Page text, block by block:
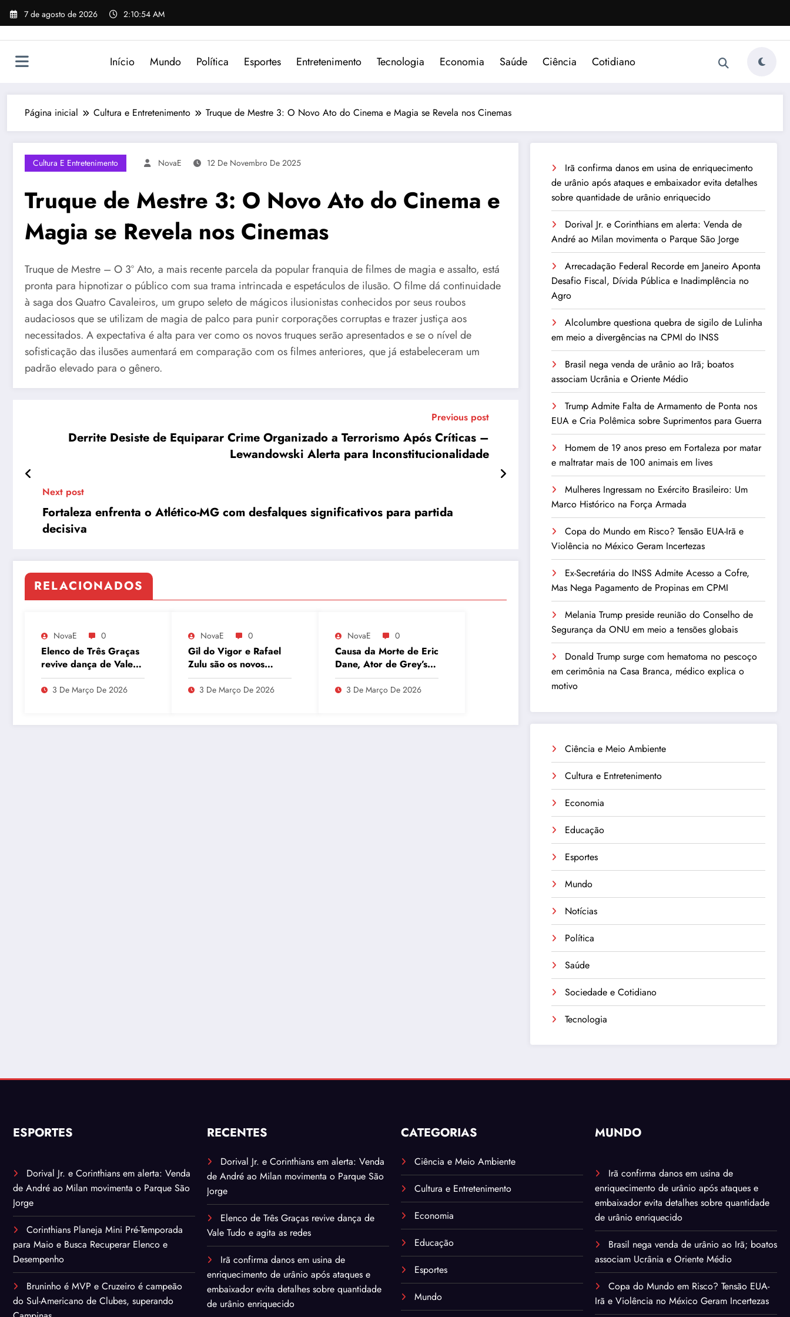
Pular
para
7 de agosto de 2026 2:10:54 AM
Início Mundo Política Esportes Entretenimento Tecnologia Economia Saúde Ciência Cotidiano
Página inicial Cultura e Entretenimento Truque de Mestre 3: O Novo Ato do Cinema e Magia se Revela nos Cinemas
Cultura E Entretenimento NovaE 12 De Novembro De 2025
Truque de Mestre 3: O Novo Ato do Cinema e
Magia se Revela nos Cinemas
Truque de Mestre – O 3º Ato, a mais recente parcela da popular franquia de filmes de magia e assalto, está
pronta para hipnotizar o público com sua trama intrincada e espetáculos de ilusão. O filme dá continuidade
à saga dos Quatro Cavaleiros, um grupo seleto de mágicos ilusionistas conhecidos por seus roubos
audaciosos que se utilizam de magia de palco para punir corporações corruptas e trazer justiça aos
necessitados. A expectativa é alta para ver como os novos truques serão apresentados e se o nível de
sofisticação das ilusões aumentará em comparação com os filmes anteriores, que já estabeleceram um
padrão elevado para o gênero.
Previous post
Derrite Desiste de Equiparar Crime Organizado a Terrorismo Após Críticas –
Lewandowski Alerta para Inconstitucionalidade
Next post
Fortaleza enfrenta o Atlético-MG com desfalques significativos para partida
decisiva
RELACIONADOS
NovaE 0
Elenco de Três Graças
revive dança de Vale
Tudo e agita as redes
3 De Março De 2026
NovaE 0
Gil do Vigor e Rafael
Zulu são os novos
integrantes do Papo de
Segunda no GNT
3 De Março De 2026
NovaE 0
Causa da Morte de Eric
Dane, Ator de Grey’s
Anatomy, Revelada:
Esclerose Lateral
3 De Março De 2026
Irã confirma danos em usina de enriquecimento
de urânio após ataques e embaixador evita detalhes
sobre quantidade de urânio enriquecido
Dorival Jr. e Corinthians em alerta: Venda de
André ao Milan movimenta o Parque São Jorge
Arrecadação Federal Recorde em Janeiro Aponta
Desafio Fiscal, Dívida Pública e Inadimplência no
Agro
Alcolumbre questiona quebra de sigilo de Lulinha
em meio a divergências na CPMI do INSS
Brasil nega venda de urânio ao Irã; boatos
associam Ucrânia e Oriente Médio
Trump Admite Falta de Armamento de Ponta nos
EUA e Cria Polêmica sobre Suprimentos para Guerra
Homem de 19 anos preso em Fortaleza por matar
e maltratar mais de 100 animais em lives
Mulheres Ingressam no Exército Brasileiro: Um
Marco Histórico na Força Armada
Copa do Mundo em Risco? Tensão EUA-Irã e
Violência no México Geram Incertezas
Ex-Secretária do INSS Admite Acesso a Cofre,
Mas Nega Pagamento de Propinas em CPMI
Melania Trump preside reunião do Conselho de
Segurança da ONU em meio a tensões globais
Donald Trump surge com hematoma no pescoço
em cerimônia na Casa Branca, médico explica o
motivo
Ciência e Meio Ambiente
Cultura e Entretenimento
Economia
Educação
Esportes
Mundo
Notícias
Política
Saúde
Sociedade e Cotidiano
Tecnologia
ESPORTES
Dorival Jr. e Corinthians em alerta: Venda
de André ao Milan movimenta o Parque São
Jorge
Corinthians Planeja Mini Pré-Temporada
para Maio e Busca Recuperar Elenco e
Desempenho
Bruninho é MVP e Cruzeiro é campeão
do Sul-Americano de Clubes, superando
RECENTES
Dorival Jr. e Corinthians em alerta: Venda
de André ao Milan movimenta o Parque São
Jorge
Elenco de Três Graças revive dança de
Vale Tudo e agita as redes
Irã confirma danos em usina de
enriquecimento de urânio após ataques e
embaixador evita detalhes sobre quantidade
de urânio enriquecido
CATEGORIAS
Ciência e Meio Ambiente
Cultura e Entretenimento
Economia
Educação
Esportes
Mundo
MUNDO
Irã confirma danos em usina de
enriquecimento de urânio após ataques e
embaixador evita detalhes sobre quantidade
de urânio enriquecido
Brasil nega venda de urânio ao Irã; boatos
associam Ucrânia e Oriente Médio
Copa do Mundo em Risco? Tensão EUA-
Irã e Violência no México Geram Incertezas